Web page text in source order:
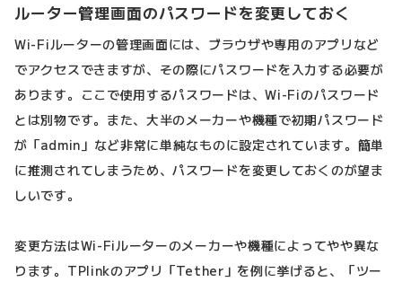
ルーター管理画面のパスワードを変更しておく
Wi-Fiルーターの管理画面には、ブラウザや専用のアプリなど
でアクセスできますが、その際にパスワードを入力する必要が
あります。ここで使用するパスワードは、Wi-Fiのパスワード
とは別物です。また、大半のメーカーや機種で初期パスワード
が「admin」など非常に単純なものに設定されています。簡単
に推測されてしまうため、パスワードを変更しておくのが望ま
しいです。
変更方法はWi-Fiルーターのメーカーや機種によってやや異な
ります。TPlinkのアプリ「Tether」を例に挙げると、「ツー